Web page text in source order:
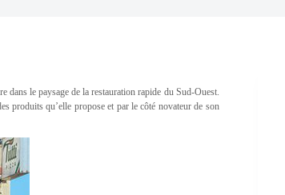
dans le paysage de la restauration rapide du Sud-Ouest.
produits qu’elle propose et par le côté novateur de son